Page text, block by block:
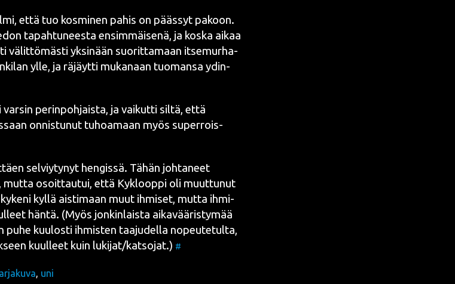
että tuo kos­mi­nen pahis on pääs­syt pakoon.
tapah­tu­nees­ta ensim­mäi­se­nä, ja kos­ka aikaa
välit­tö­mäs­ti yksi­nään suo­rit­ta­maan itse­mur­ha­
ylle, ja räjäyt­ti muka­naan tuo­man­sa ydin­
perin­poh­jais­ta, ja vai­kut­ti sil­tä, että
onnis­tu­nut tuhoa­maan myös super­rois­
sel­viy­ty­nyt hen­gis­sä. Tähän joh­ta­neet
mut­ta osoit­tau­tui, että Kykloop­pi oli muut­tu­nut
kyl­lä ais­ti­maan muut ihmi­set, mut­ta ihmi­
hän­tä. (Myös jon­kin­lais­ta aika­vää­ris­ty­mää
puhe kuu­los­ti ihmis­ten taa­ju­del­la nopeu­te­tul­ta,
kuul­leet kuin lukijat/katsojat.) #
, uni